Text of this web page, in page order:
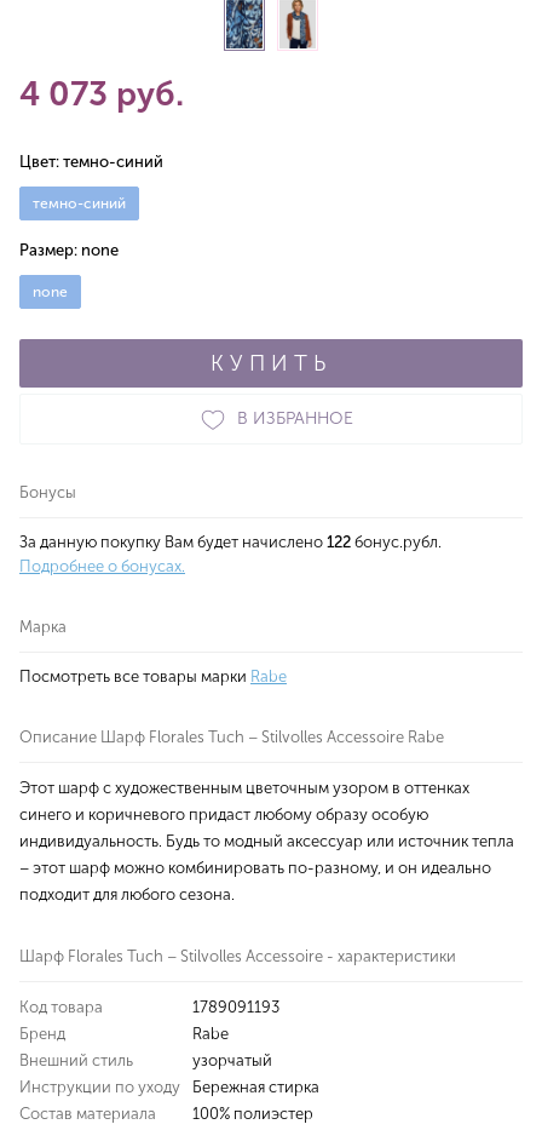
4 073 руб.
Цвет: темно-синий
темно-синий
Размер: none
none
КУПИТЬ
В ИЗБРАННОЕ
Бонусы
За данную покупку Вам будет начислено 122 бонус.рубл.
Подробнее о бонусах.
Марка
Посмотреть все товары марки Rabe
Описание Шарф Florales Tuch – Stilvolles Accessoire Rabe
Этот шарф с художественным цветочным узором в оттенках
синего и коричневого придаст любому образу особую
индивидуальность. Будь то модный аксессуар или источник тепла
– этот шарф можно комбинировать по-разному, и он идеально
подходит для любого сезона.
Шарф Florales Tuch – Stilvolles Accessoire - характеристики
Код товара
1789091193
Бренд
Rabe
Внешний стиль
узорчатый
Инструкции по уходу
Бережная стирка
Состав материала
100% полиэстер